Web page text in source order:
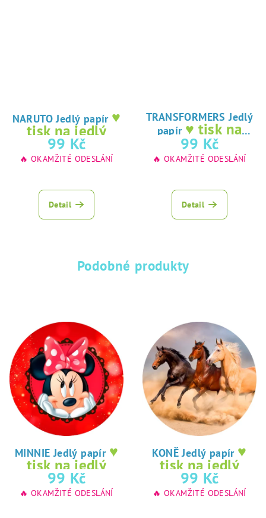
NARUTO Jedlý papír ♥
tisk na jedlý
papír
99 Kč
🔥 OKAMŽITÉ ODESLÁNÍ
Detail
TRANSFORMERS Jedlý
papír ♥ tisk na
jedlý papír
99 Kč
🔥 OKAMŽITÉ ODESLÁNÍ
Detail
Podobné produkty
MINNIE Jedlý papír ♥
tisk na jedlý
papír
99 Kč
🔥 OKAMŽITÉ ODESLÁNÍ
KONĚ Jedlý papír ♥
tisk na jedlý
papír
99 Kč
🔥 OKAMŽITÉ ODESLÁNÍ